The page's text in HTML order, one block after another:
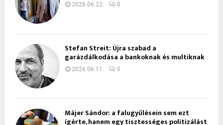
2026.06.22. 0
Stefan Streit: Újra szabad a
garázdálkodása a bankoknak és multiknak
2026.06.11. 0
Májer Sándor: a falugyűlésein sem ezt
ígérte, hanem egy tisztességes politizálást